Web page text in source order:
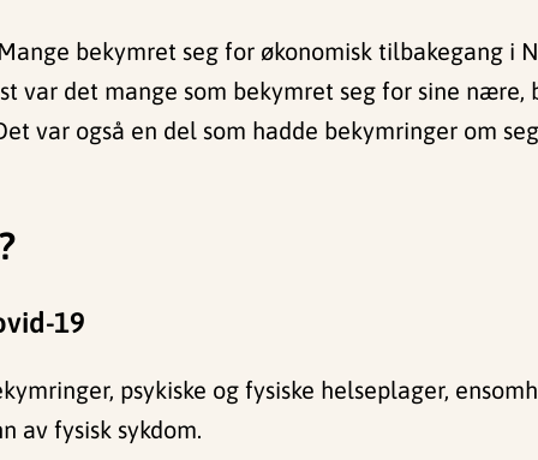
bekymret seg for økonomisk tilbakegang i
var det mange som bekymret seg for sine nære,
var også en del som hadde bekymringer om
19
psykiske og fysiske helseplager,
av fysisk sykdom.